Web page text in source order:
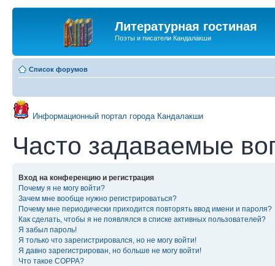
Литературная гостиная
Поэты и писатели Кандалакши
Список форумов
Информационный портал города Кандалакши
Часто задаваемые
Вход на конференцию и регистрация
Почему я не могу войти?
Зачем мне вообще нужно регистрироваться?
Почему мне периодически приходится повторять ввод имени и пароля?
Как сделать, чтобы я не появлялся в списке активных пользователей?
Я забыл пароль!
Я только что зарегистрировался, но не могу войти!
Я давно зарегистрирован, но больше не могу войти!
Что такое COPPA?